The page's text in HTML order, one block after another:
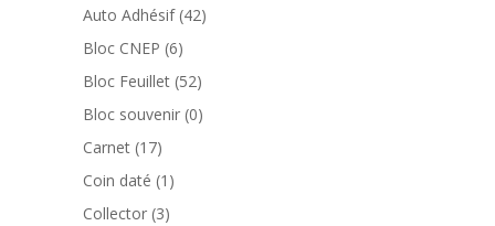
produits
Auto Adhésif 4242
Bloc CNEP 66
produits
Bloc Feuillet 5252
produits
Bloc souvenir 00
Carnet 1717
produits
Coin daté 1 1
produit
Collector 33